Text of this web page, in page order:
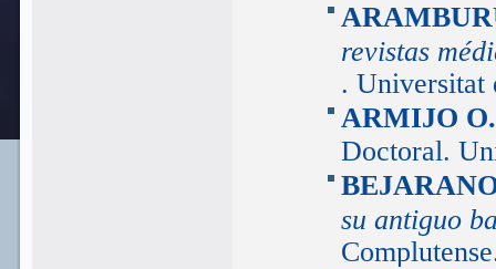
revistas
. Universitat
ARMIJO
Doctoral.
su antiguo